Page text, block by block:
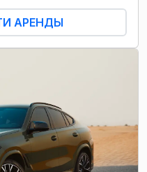
АРЕНДЫ